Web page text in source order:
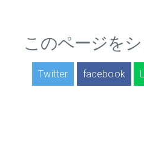
このページを
Twitter facebook